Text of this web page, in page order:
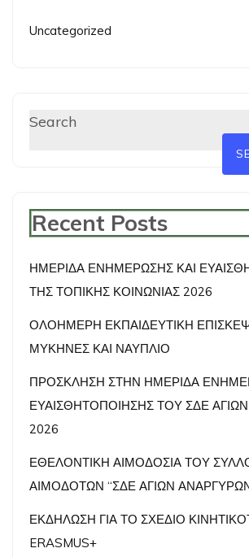
Uncategorized
Search
Recent Posts
ΗΜΕΡΙΔΑ ΕΝΗΜΕΡΩΣΗΣ ΚΑΙ
ΤΗΣ ΤΟΠΙΚΗΣ ΚΟΙΝΩΝΙΑΣ 2026
ΟΛΟΗΜΕΡΗ ΕΚΠΑΙΔΕΥΤΙΚΗ
ΜΥΚΗΝΕΣ ΚΑΙ ΝΑΥΠΛΙΟ
ΠΡΟΣΚΛΗΣΗ ΣΤΗΝ ΗΜΕΡΙΔΑ
ΕΥΑΙΣΘΗΤΟΠΟΙΗΣΗΣ ΤΟΥ ΣΔΕ
2026
ΕΘΕΛΟΝΤΙΚΗ ΑΙΜΟΔΟΣΙΑ ΤΟΥ
ΑΙΜΟΔΟΤΩΝ “ΣΔΕ ΑΓΙΩΝ
ΕΚΔΗΛΩΣΗ ΓΙΑ ΤΟ ΣΧΕΔΙΟ
ERASMUS+